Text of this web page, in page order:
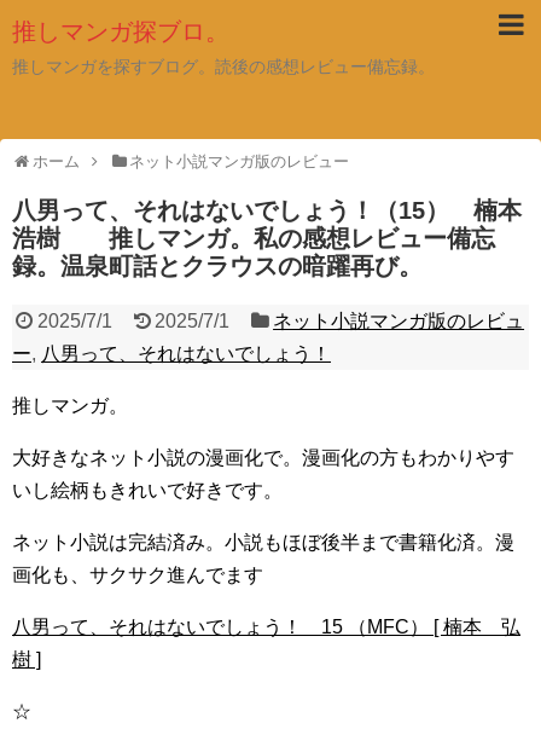
推しマンガ探ブロ。
推しマンガを探すブログ。読後の感想レビュー備忘録。
ホーム ネット小説マンガ版のレビュー
八男って、それはないでしょう！（15） 楠本
浩樹 推しマンガ。私の感想レビュー備忘
録。温泉町話とクラウスの暗躍再び。
2025/7/1 2025/7/1
ネット小説マンガ版のレビュ
ー, 八男って、それはないでしょう！
推しマンガ。
大好きなネット小説の漫画化で。漫画化の方もわかりやす
いし絵柄もきれいで好きです。
ネット小説は完結済み。小説もほぼ後半まで書籍化済。漫
画化も、サクサク進んでます
八男って、それはないでしょう！ 15 （MFC） [ 楠本 弘
樹 ]
☆